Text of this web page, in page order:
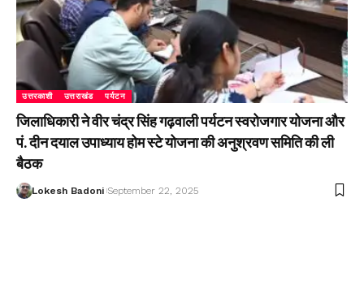
उत्तरकाशी उत्तराखंड पर्यटन
जिलाधिकारी ने वीर चंद्र सिंह गढ़वाली पर्यटन स्वरोजगार योजना और
पं. दीन दयाल उपाध्याय होम स्टे योजना की अनुश्रवण समिति की ली
बैठक
Lokesh Badoni September 22, 2025